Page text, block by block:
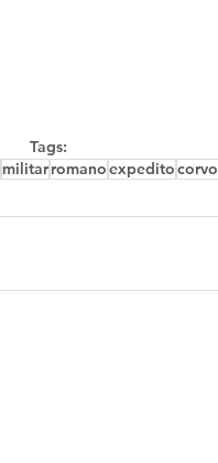
Tags:
militarromanoexpeditocorvo